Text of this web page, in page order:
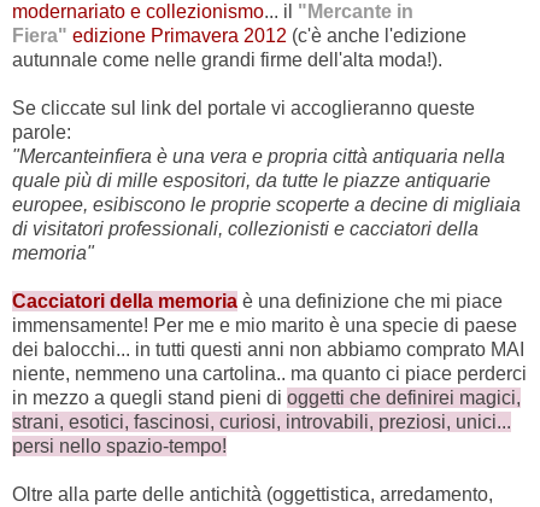
modernariato e collezionismo... il "Mercante in
Fiera" edizione Primavera 2012 (c'è anche l'edizione
autunnale come nelle grandi firme dell'alta moda!).
Se cliccate sul link del portale vi accoglieranno queste
parole:
"Mercanteinfiera è una vera e propria città antiquaria nella
quale più di mille espositori, da tutte le piazze antiquarie
europee, esibiscono le proprie scoperte a decine di migliaia
di visitatori professionali, collezionisti e cacciatori della
memoria"
Cacciatori della memoria è una definizione che mi piace
immensamente! Per me e mio marito è una specie di paese
dei balocchi... in tutti questi anni non abbiamo comprato MAI
niente, nemmeno una cartolina.. ma quanto ci piace perderci
in mezzo a quegli stand pieni di oggetti che definirei magici,
strani, esotici, fascinosi, curiosi, introvabili, preziosi, unici...
persi nello spazio-tempo!
Oltre alla parte delle antichità (oggettistica, arredamento,